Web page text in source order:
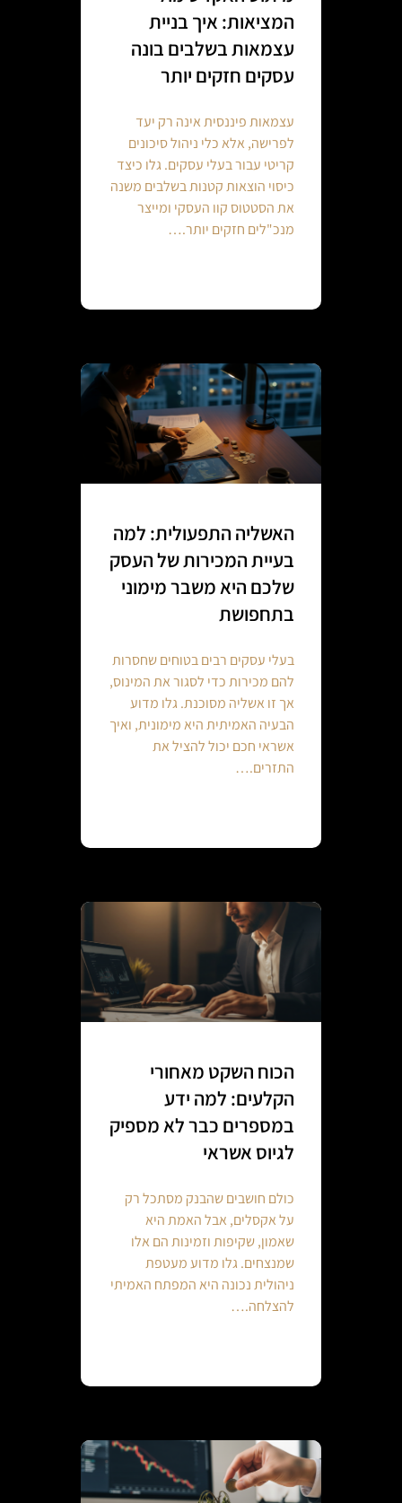
המציאות: איך בניית
עצמאות בשלבים בונה
עסקים חזקים יותר
עצמאות פיננסית אינה רק יעד
לפרישה, אלא כלי ניהול סיכונים
קריטי עבור בעלי עסקים. גלו כיצד
כיסוי הוצאות קטנות בשלבים משנה
את הסטטוס קוו העסקי ומייצר
מנכ"לים חזקים יותר.…
האשליה התפעולית: למה
בעיית המכירות של העסק
שלכם היא משבר מימוני
בתחפושת
בעלי עסקים רבים בטוחים שחסרות
להם מכירות כדי לסגור את המינוס,
אך זו אשליה מסוכנת. גלו מדוע
הבעיה האמיתית היא מימונית, ואיך
אשראי חכם יכול להציל את
התזרים.…
הכוח השקט מאחורי
הקלעים: למה ידע
במספרים כבר לא מספיק
לגיוס אשראי
כולם חושבים שהבנק מסתכל רק
על אקסלים, אבל האמת היא
שאמון, שקיפות וזמינות הם אלו
שמנצחים. גלו מדוע מעטפת
ניהולית נכונה היא המפתח האמיתי
להצלחה.…